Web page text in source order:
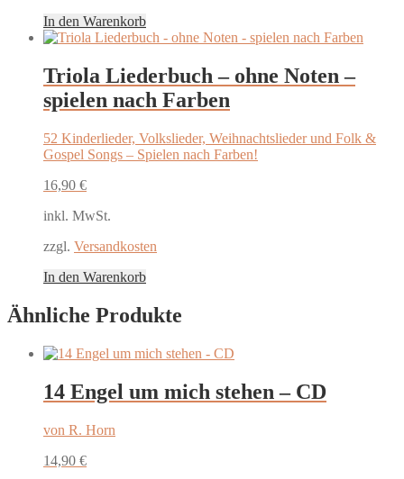
In den Warenkorb
Triola Liederbuch – ohne Noten –
spielen nach Farben
52 Kinderlieder, Volkslieder, Weihnachtslieder und Folk &
Gospel Songs – Spielen nach Farben!
16,90 €
inkl. MwSt.
zzgl. Versandkosten
In den Warenkorb
Ähnliche Produkte
14 Engel um mich stehen – CD
von R. Horn
14,90 €